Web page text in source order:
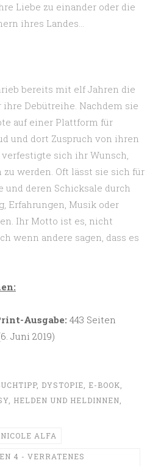
Liebe zu einander oder die
ihres Landes…
bereits mit elf Jahren die
ihre Debütreihe. Nachdem sie
auf einer Plattform für
und dort Zuspruch von ihren
verfestigte sich ihr Wunsch,
werden. Oft lässt sie sich für
und deren Schicksale durch
Erfahrungen, Musik oder
Ihr Motto ist es, nicht
wenn andere sagen, dass es
Ausgabe: 443 Seiten
Juni 2019)
, DYSTOPIE E-BOOK
HELDEN UND HELDINNEN
NICOLE ALFA
4 - VERRATENES